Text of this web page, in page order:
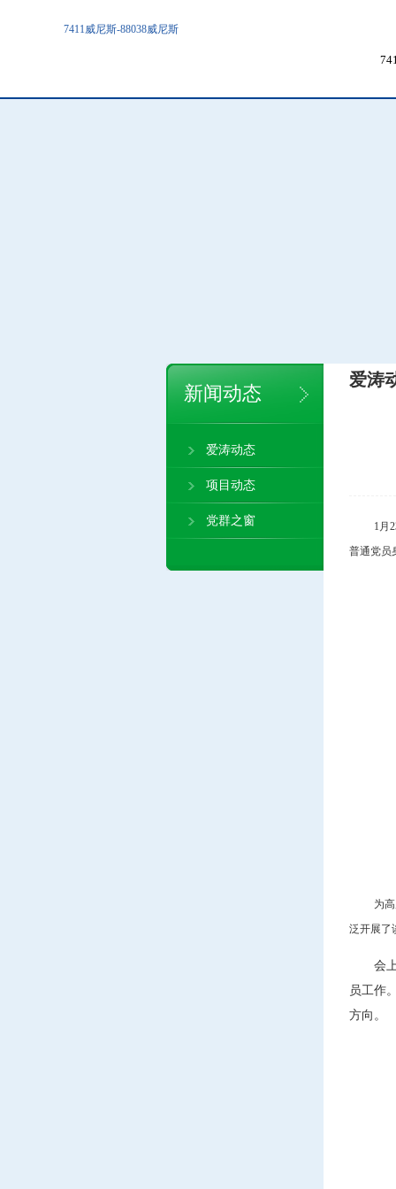
7411威尼斯-88038威尼斯
爱涛
1月
普通党员
为
泛开展了
会
员工作
方向。
新闻动态
爱涛动态
项目动态
党群之窗